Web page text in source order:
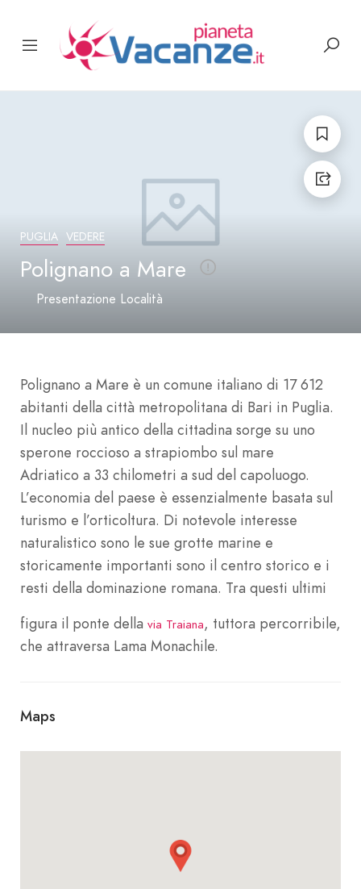
PUGLIA VEDERE
Polignano a Mare
Presentazione Località
Polignano a Mare è un comune italiano di 17 612
abitanti della città metropolitana di Bari in Puglia.
Il nucleo più antico della cittadina sorge su uno
sperone roccioso a strapiombo sul mare
Adriatico a 33 chilometri a sud del capoluogo.
L’economia del paese è essenzialmente basata sul
turismo e l’orticoltura. Di notevole interesse
naturalistico sono le sue grotte marine e
storicamente importanti sono il centro storico e i
resti della dominazione romana. Tra questi ultimi
figura il ponte della via Traiana, tuttora percorribile,
che attraversa Lama Monachile.
Maps